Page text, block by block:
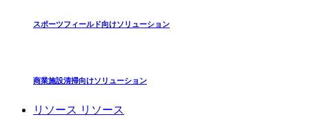
スポーツフィールド向けソリューション
商業施設清掃向けソリューション
リソース リソース